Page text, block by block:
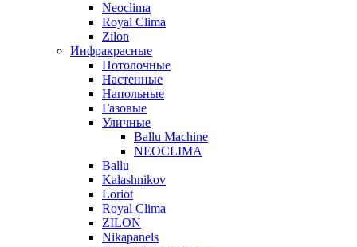
Neoclima
Royal Clima
Zilon
Инфракрасные
Потолочные
Настенные
Напольные
Газовые
Уличные
Ballu Machine
NEOCLIMA
Ballu
Kalashnikov
Loriot
Royal Clima
ZILON
Nikapanels